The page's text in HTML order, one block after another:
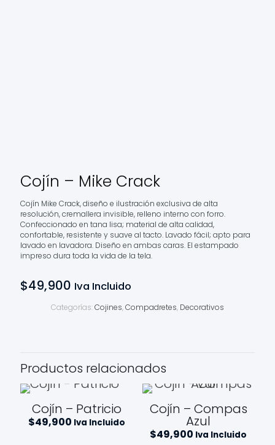
Cojín – Mike Crack
Cojín Mike Crack, diseño e ilustración exclusiva de alta
resolución, cremallera invisible, relleno interno con forro.
Confeccionado en tana lisa; material de alta calidad,
confortable, resistente y suave al tacto. Lavado fácil; apto para
lavado en lavadora. Diseño en ambas caras. El estampado
impreso dura toda la vida de la tela.
$49,900 Iva Incluido
Categorías:Cojines,Compadretes, Decorativos
Productos relacionados
Cojín – Patricio
$49,900 Iva Incluido
Cojín – Compas
Azul
$49,900 Iva Incluido